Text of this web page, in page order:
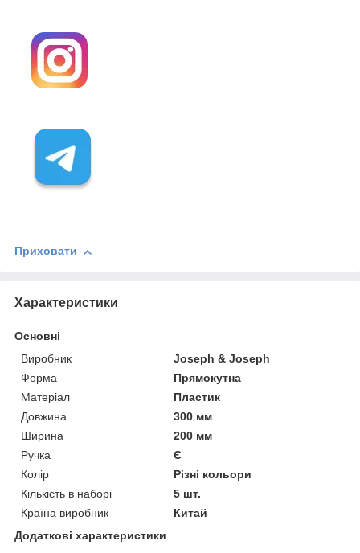
Приховати
Характеристики
Основні
Виробник
Joseph & Joseph
Форма
Прямокутна
Матеріал
Пластик
Довжина
300 мм
Ширина
200 мм
Ручка
Є
Колір
Різні кольори
Кількість в наборі
5 шт.
Країна виробник
Китай
Додаткові характеристики